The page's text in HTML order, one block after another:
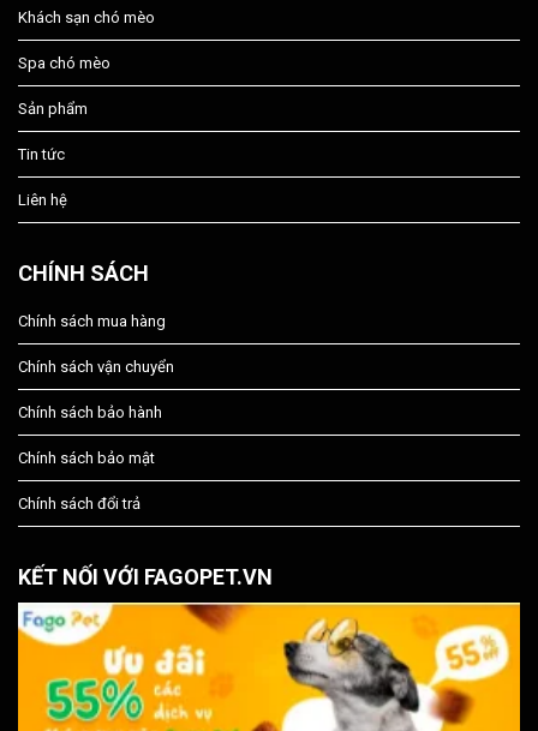
Khách sạn chó mèo
Spa chó mèo
Sản phẩm
Tin tức
Liên hệ
CHÍNH SÁCH
Chính sách mua hàng
Chính sách vận chuyển
Chính sách bảo hành
Chính sách bảo mật
Chính sách đổi trả
KẾT NỐI VỚI FAGOPET.VN